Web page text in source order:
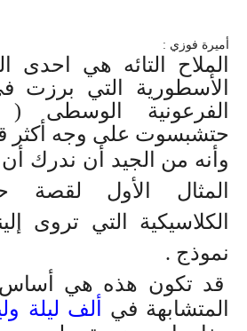
أميرة فوزي :
الملاح التائه هي احدى
الأسطورية التي برزت
الفرعونية الوسطى
حتشبسوت على وجه أكثر
وأنه من الجيد أن ندرك
المثال الأول لقصة
الكلاسيكية التي تروى
نموذج .
قد تكون هذه هي أساس
المتشابهة في
ألف ليلة